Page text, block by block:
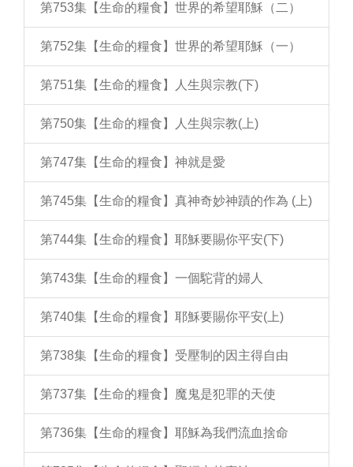
第753集【生命的糧食】世界的希望耶穌（二）
第752集【生命的糧食】世界的希望耶穌（一）
第751集【生命的糧食】人生與宗教(下)
第750集【生命的糧食】人生與宗教(上)
第747集【生命的糧食】神就是愛
第745集【生命的糧食】真神奇妙神蹟的作為 (上)
第744集【生命的糧食】耶穌要賜你平安(下)
第743集【生命的糧食】一個駝背的婦人
第740集【生命的糧食】耶穌要賜你平安(上)
第738集【生命的糧食】受壓制的因主得自由
第737集【生命的糧食】魔鬼是犯罪的天使
第736集【生命的糧食】耶穌為我們流血捨命